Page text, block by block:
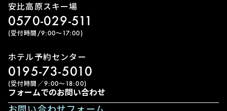
安比高原スキー場
0570-029-511
(受付時間/9:00〜17:00)
ホテル予約センター
0195-73-5010
(受付時間／9:00〜18:00)
フォームでのお問い合わせ